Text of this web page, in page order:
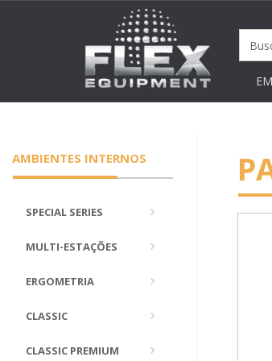
AMBIENTES INTERNOS
SPECIAL SERIES
MULTI-ESTAÇÕES
ERGOMETRIA
CLASSIC
CLASSIC PREMIUM